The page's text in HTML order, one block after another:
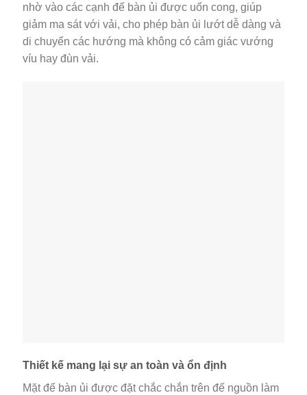
nhờ vào các cạnh đế bàn ủi được uốn cong, giúp
giảm ma sát với vải, cho phép bàn ủi lướt dễ dàng và
di chuyển các hướng mà không có cảm giác vướng
víu hay đùn vải.
Thiết kế mang lại sự an toàn và ổn định
Mặt đế bàn ủi được đặt chắc chắn trên đế nguồn làm